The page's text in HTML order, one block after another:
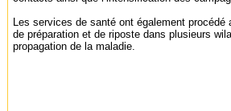
Les services de santé ont également procédé
de préparation et de riposte dans plusieurs
propagation de la maladie.